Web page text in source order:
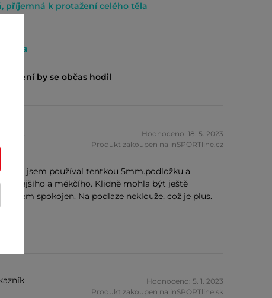
příjemná k protažení celého těla
barva
by se občas hodil
Hodnoceno: 18. 5. 2023
Produkt zakoupen na inSPORTline.cz
jsem používal tentkou 5mm.podložku a
silnějšího a měkčího. Klidně mohla být ještě
jsem spokojen. Na podlaze neklouže, což je plus.
Hodnoceno: 5. 1. 2023
Produkt zakoupen na inSPORTline.sk